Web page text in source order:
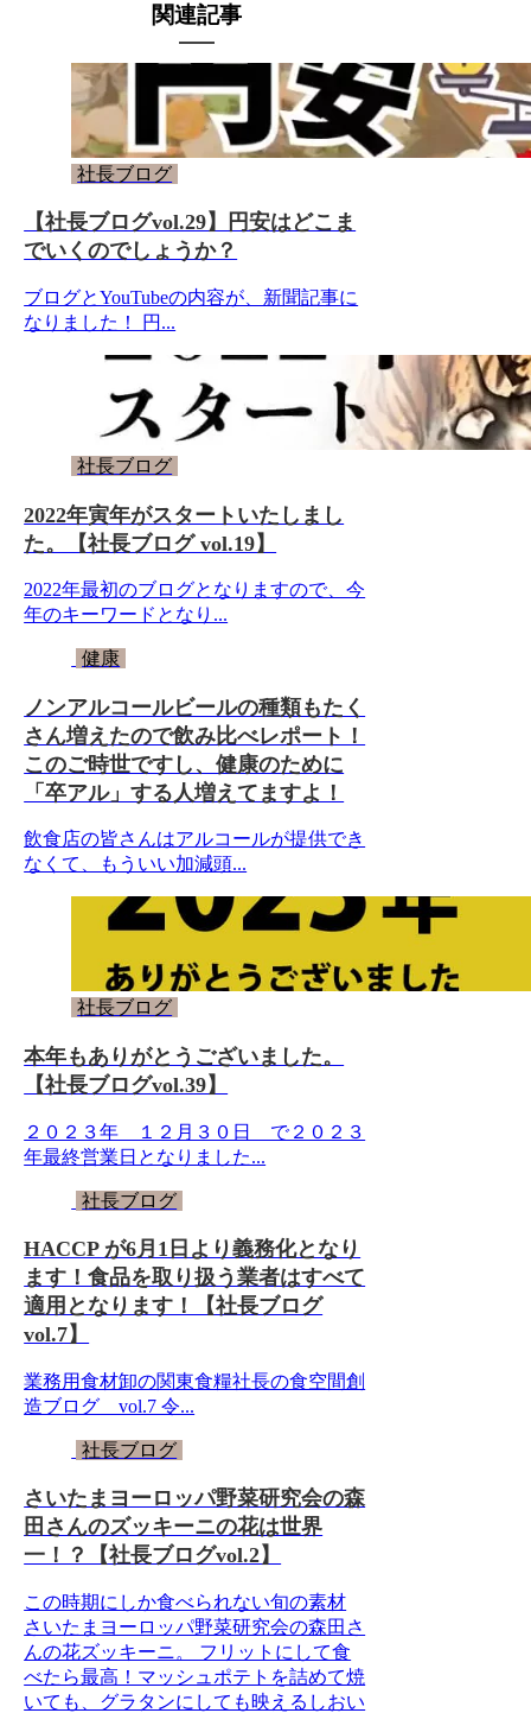
関連記事
社長ブログ
【社長ブログvol.29】円安はどこま
でいくのでしょうか？
ブログとYouTubeの内容が、新聞記事に
なりました！ 円...
社長ブログ
2022年寅年がスタートいたしまし
た。【社長ブログ vol.19】
2022年最初のブログとなりますので、今
年のキーワードとなり...
健康
ノンアルコールビールの種類もたく
さん増えたので飲み比べレポート！
このご時世ですし、健康のために
「卒アル」する人増えてますよ！
飲食店の皆さんはアルコールが提供でき
なくて、もういい加減頭...
社長ブログ
本年もありがとうございました。
【社長ブログvol.39】
２０２３年 １２月３０日 で２０２３
年最終営業日となりました...
社長ブログ
HACCP が6月1日より義務化となり
ます！食品を取り扱う業者はすべて
適用となります！【社長ブログ
vol.7】
業務用食材卸の関東食糧社長の食空間創
造ブログ vol.7 令...
社長ブログ
さいたまヨーロッパ野菜研究会の森
田さんのズッキーニの花は世界
一！？【社長ブログvol.2】
この時期にしか食べられない旬の素材
さいたまヨーロッパ野菜研究会の森田さ
んの花ズッキーニ。 フリットにして食
べたら最高！マッシュポテトを詰めて焼
いても、グラタンにしても映えるしおい